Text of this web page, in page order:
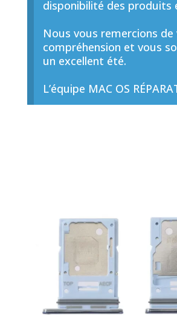
disponibilité des produits
Nous vous remercions
compréhension et vous
un excellent été.
L’équipe MAC OS